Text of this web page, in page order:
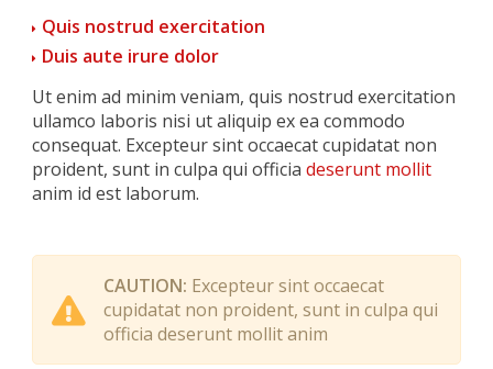
Quis nostrud exercitation
Duis aute irure dolor
Ut enim ad minim veniam, quis nostrud exercitation
ullamco laboris nisi ut aliquip ex ea commodo
consequat. Excepteur sint occaecat cupidatat non
proident, sunt in culpa qui officiadeserunt mollit
anim id est laborum.
CAUTION: Excepteur sint occaecat
cupidatat non proident, sunt in culpa qui
officia deserunt mollit anim